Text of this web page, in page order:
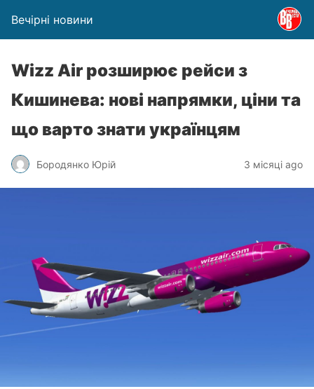
Вечірні новини
Wizz Air розширює рейси з
Кишинева: нові напрямки, ціни та
що варто знати українцям
Бородянко Юрій 3 місяці ago